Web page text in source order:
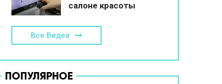
салоне красоты
Все Видео
ПОПУЛЯРНОЕ